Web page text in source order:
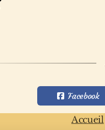
Facebook
Accueil